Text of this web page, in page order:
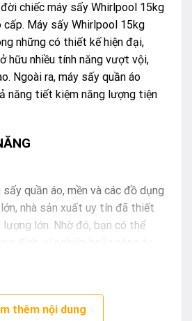
chiếc máy sấy Whirlpool 15kg
cấp. Máy sấy Whirlpool 15kg
những có thiết kế hiện đại,
hữu nhiều tính năng vượt vội,
Ngoài ra, máy sấy quần áo
năng tiết kiệm năng lượng tiện
quần áo, mền và các đồ dụng
nhà sản xuất uy tín đã thiết
lớn. Nhờ đó, bạn có thể
thêm nội dung